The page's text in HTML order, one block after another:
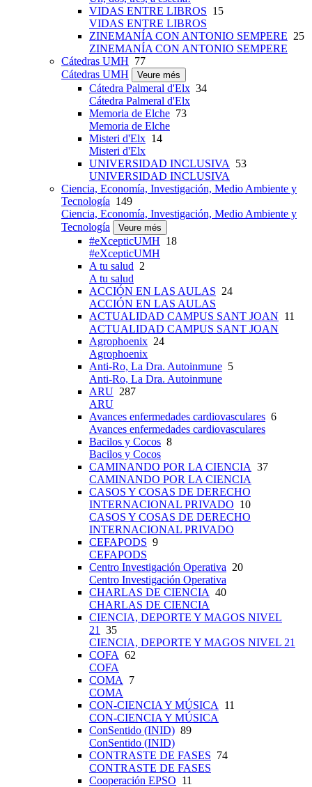
VIDAS ENTRE LIBROS 15
VIDAS ENTRE LIBROS
ZINEMANÍA CON ANTONIO SEMPERE 25
ZINEMANÍA CON ANTONIO SEMPERE
Cátedras UMH 77
Cátedras UMH
Veure més
Cátedra Palmeral d'Elx 34
Cátedra Palmeral d'Elx
Memoria de Elche 73
Memoria de Elche
Misteri d'Elx 14
Misteri d'Elx
UNIVERSIDAD INCLUSIVA
53
UNIVERSIDAD INCLUSIVA
Ciencia, Economía, Investigación, Medio Ambiente y
Tecnología 149
Ciencia, Economía, Investigación, Medio Ambiente y
Tecnología
Veure més
#eXcepticUMH 18
#eXcepticUMH
A tu salud 2
A tu salud
ACCIÓN EN LAS AULAS 24
ACCIÓN EN LAS AULAS
ACTUALIDAD CAMPUS SANT JOAN 11
ACTUALIDAD CAMPUS SANT JOAN
Agrophoenix 24
Agrophoenix
Anti-Ro, La Dra. Autoinmune 5
Anti-Ro, La Dra. Autoinmune
ARU 287
ARU
Avances enfermedades cardiovasculares 6
Avances enfermedades cardiovasculares
Bacilos y Cocos 8
Bacilos y Cocos
CAMINANDO POR LA CIENCIA 37
CAMINANDO POR LA CIENCIA
CASOS Y COSAS DE DERECHO
INTERNACIONAL PRIVADO 10
CASOS Y COSAS DE DERECHO
INTERNACIONAL PRIVADO
CEFAPODS 9
CEFAPODS
Centro Investigación Operativa 20
Centro Investigación Operativa
CHARLAS DE CIENCIA 40
CHARLAS DE CIENCIA
CIENCIA, DEPORTE Y MAGOS NIVEL
21
35
CIENCIA, DEPORTE Y MAGOS NIVEL 21
COFA 62
COFA
COMA
7
COMA
CON-CIENCIA Y MÚSICA
11
CON-CIENCIA Y MÚSICA
ConSentido (INID) 89
ConSentido (INID)
CONTRASTE DE FASES 74
CONTRASTE DE FASES
Cooperación EPSO 11